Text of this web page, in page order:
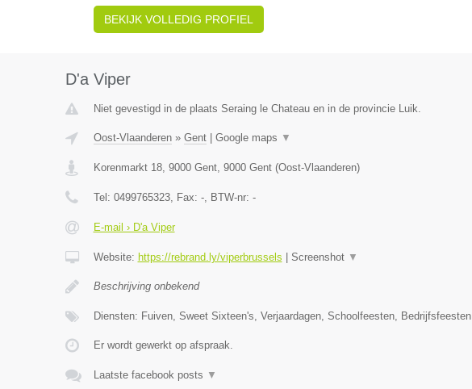
BEKIJK VOLLEDIG PROFIEL
D'a Viper
Niet gevestigd in de plaats Seraing le Chateau en in de provincie Luik.
Oost-Vlaanderen» Gent| Google maps ▼
Korenmarkt 18, 9000 Gent, 9000 Gent(Oost-Vlaanderen)
Tel: 0499765323, Fax: -, BTW-nr: -
E-mail › D'a Viper
Website: https://rebrand.ly/viperbrussels Screenshot ▼
Beschrijving onbekend
Diensten: Fuiven, Sweet Sixteen's, Verjaardagen, Schoolfeesten, Bedrijfsfeesten
Er wordt gewerkt op afspraak.
Laatste facebook posts ▼